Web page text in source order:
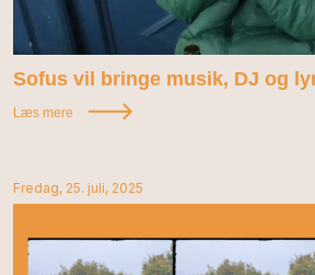
Sofus vil bringe musik, DJ og
Læs mere
Fredag, 25. juli, 2025